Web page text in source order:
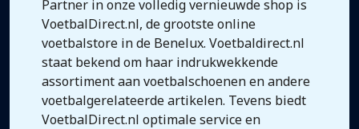
Partner in onze volledig vernieuwde shop is
VoetbalDirect.nl, de grootste online
voetbalstore in de Benelux. Voetbaldirect.nl
staat bekend om haar indrukwekkende
assortiment aan voetbalschoenen en andere
voetbalgerelateerde artikelen. Tevens biedt
VoetbalDirect.nl optimale service en